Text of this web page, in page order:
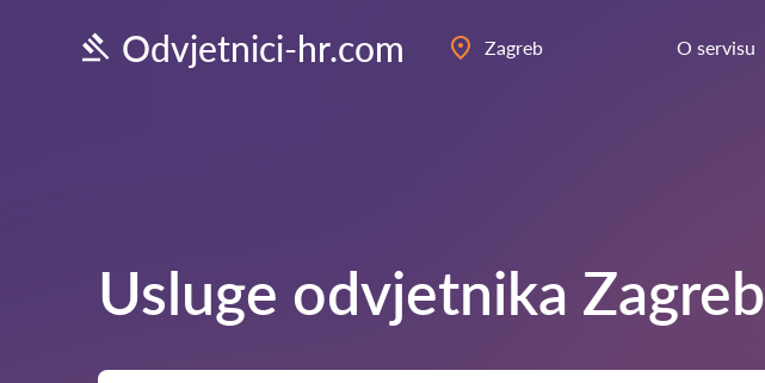
Odvjetnici-hr.com Zagreb O servisu
Usluge odvjetnika Zagreb